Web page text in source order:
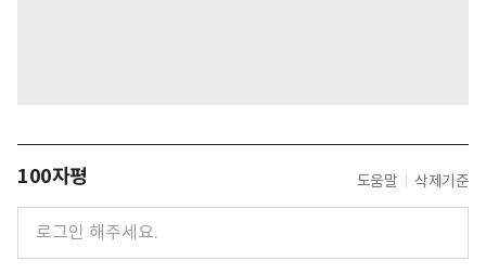
100자평 도움말 삭제기준